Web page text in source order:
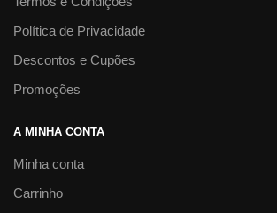
Política de Privacidade
Descontos e Cupões
Promoções
A MINHA CONTA
Minha conta
Carrinho